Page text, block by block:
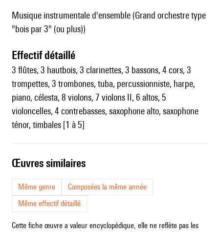
Musique instrumentale d'ensemble (Grand orchestre type
"bois par 3" (ou plus))
effectif détaillé
3 flûtes, 3 hautbois, 3 clarinettes, 3 bassons, 4 cors, 3
trompettes, 3 trombones, tuba, percussionniste, harpe,
piano, célesta, 8 violons, 7 violons II, 6 altos, 5
violoncelles, 4 contrebasses, saxophone alto, saxophone
ténor, timbales [1 à 5]
œuvres similaires
Même genre
Composées la même année
Même effectif détaillé
Cette fiche œuvre a valeur encyclopédique, elle ne reflète pas les